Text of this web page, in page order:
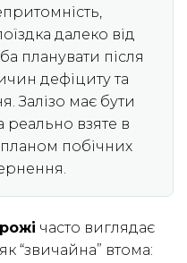
далеко від
планувати після
дефіциту та
Залізо має бути
реально взяте в
побічних
часто виглядає
“звичайна” втома: